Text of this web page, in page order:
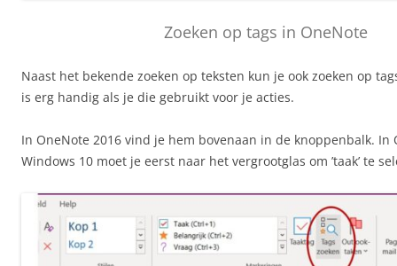
Zoeken op tags in OneNote
Naast het bekende zoeken op teksten kun je ook zoeken op
is erg handig als je die gebruikt voor je acties.
In OneNote 2016 vind je hem bovenaan in de knoppenbalk. In
Windows 10 moet je eerst naar het vergrootglas om ’taak’ te